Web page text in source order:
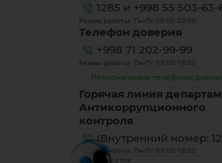
1285 и +998 55 503-63-
Режим работы: Пн-Пт 08:00-20:00
Телефон доверия
+998 71 202-99-99
Режим работы: Пн-Пт 09:00-18:00
Региональные телефоны
Горячая линия
Антикоррупционного
контроля
(Внутренний номер:
Режим работы: Пн-Пт 09:00-18:00
Мы в соцсетях: